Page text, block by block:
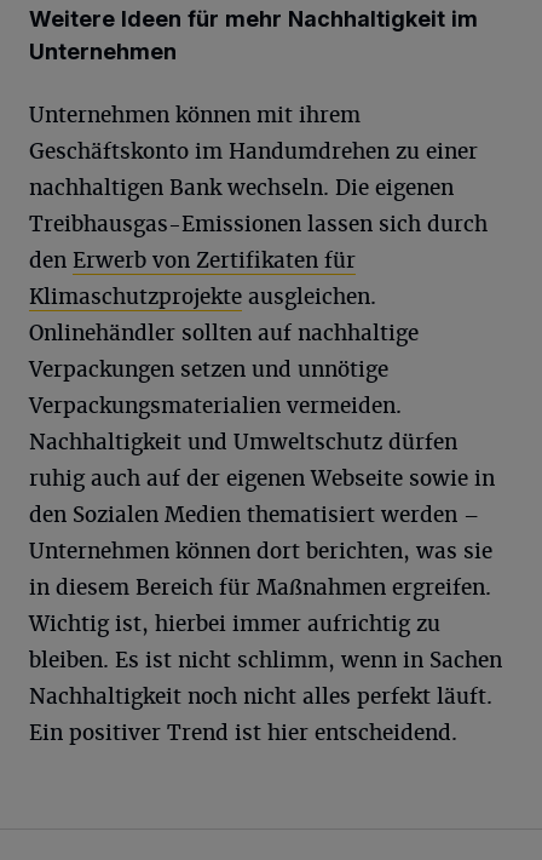
Weitere Ideen für mehr Nachhaltigkeit im
Unternehmen
Unternehmen können mit ihrem
Geschäftskonto im Handumdrehen zu einer
nachhaltigen Bank wechseln. Die eigenen
Treibhausgas-Emissionen lassen sich durch
den Erwerb von Zertifikaten für
Klimaschutzprojekte ausgleichen.
Onlinehändler sollten auf nachhaltige
Verpackungen setzen und unnötige
Verpackungsmaterialien vermeiden.
Nachhaltigkeit und Umweltschutz dürfen
ruhig auch auf der eigenen Webseite sowie in
den Sozialen Medien thematisiert werden –
Unternehmen können dort berichten, was sie
in diesem Bereich für Maßnahmen ergreifen.
Wichtig ist, hierbei immer aufrichtig zu
bleiben. Es ist nicht schlimm, wenn in Sachen
Nachhaltigkeit noch nicht alles perfekt läuft.
Ein positiver Trend ist hier entscheidend.